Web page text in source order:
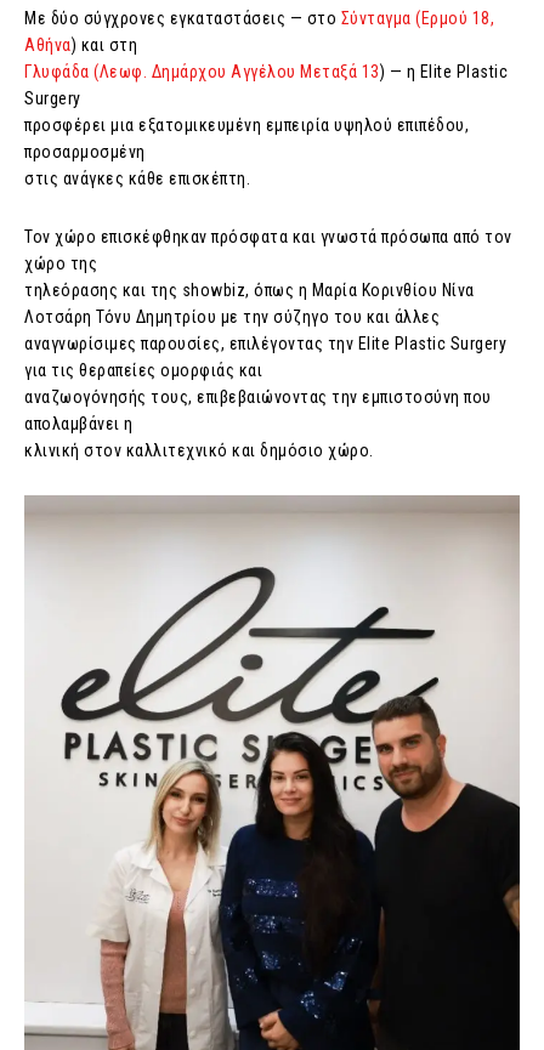
Με δύο σύγχρονες εγκαταστάσεις — στο Σύνταγμα (Ερμού 18,
Αθήνα) και στη
Γλυφάδα (Λεωφ. Δημάρχου Αγγέλου Μεταξά 13) — η Elite Plastic
Surgery
προσφέρει μια εξατομικευμένη εμπειρία υψηλού επιπέδου,
προσαρμοσμένη
στις ανάγκες κάθε επισκέπτη.
Τον χώρο επισκέφθηκαν πρόσφατα και γνωστά πρόσωπα από τον
χώρο της
τηλεόρασης και της showbiz, όπως η Μαρία Κορινθίου Νίνα
Λοτσάρη Τόνυ Δημητρίου με την σύζηγο του και άλλες
αναγνωρίσιμες παρουσίες, επιλέγοντας την Elite Plastic Surgery
για τις θεραπείες ομορφιάς και
αναζωογόνησής τους, επιβεβαιώνοντας την εμπιστοσύνη που
απολαμβάνει η
κλινική στον καλλιτεχνικό και δημόσιο χώρο.